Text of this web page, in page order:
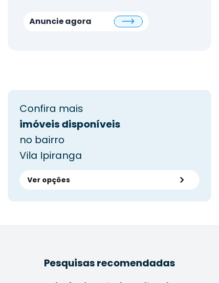
Anuncie agora
Confira mais
imóveis disponíveis
no bairro
Vila Ipiranga
Ver opções
Pesquisas recomendadas